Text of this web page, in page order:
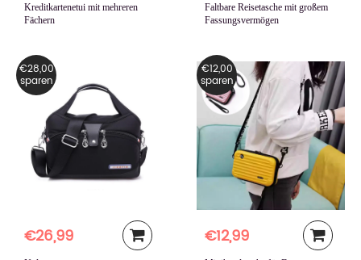
Kreditkartenetui mit mehreren
Fächern
Faltbare Reisetasche mit großem
Fassungsvermögen
€28,00
sparen
€26,99
€12,00
sparen
€12,99